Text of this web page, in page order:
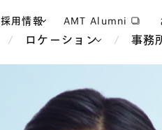
採用情報 AMT Alumni
ロケーション 事務